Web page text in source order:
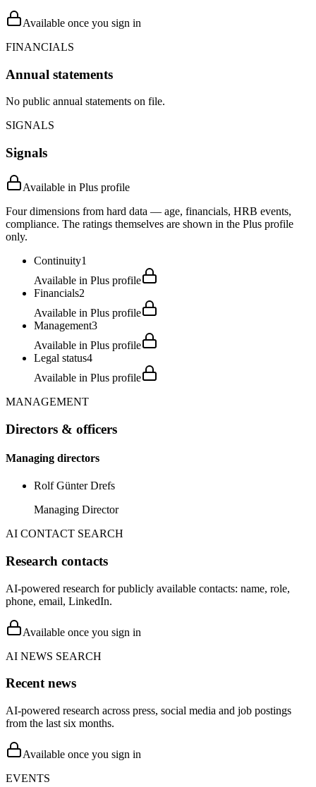
Available once you sign in
FINANCIALS
Annual statements
No public annual statements on file.
SIGNALS
Signals
Available in Plus profile
Four dimensions from hard data — age, financials, HRB events,
compliance. The ratings themselves are shown in the Plus profile
only.
Continuity1
Available in Plus profile
Financials2
Available in Plus profile
Management3
Available in Plus profile
Legal status4
Available in Plus profile
MANAGEMENT
Directors & officers
Managing directors
Rolf Günter Drefs
Managing Director
AI CONTACT SEARCH
Research contacts
AI-powered research for publicly available contacts: name, role,
phone, email, LinkedIn.
Available once you sign in
AI NEWS SEARCH
Recent news
AI-powered research across press, social media and job postings
from the last six months.
Available once you sign in
EVENTS